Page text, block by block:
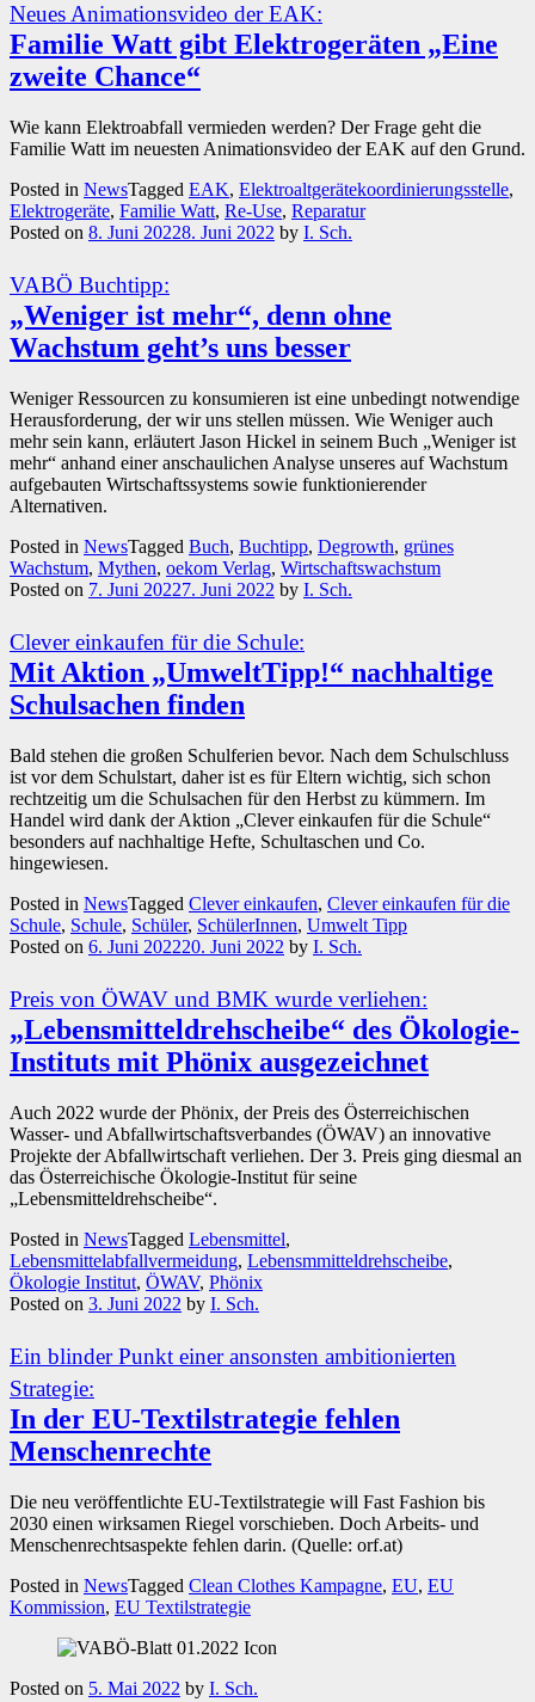
Neues Animationsvideo der EAK:
Familie Watt gibt Elektrogeräten „Eine
zweite Chance“
Wie kann Elektroabfall vermieden werden? Der Frage geht die
Familie Watt im neuesten Animationsvideo der EAK auf den Grund.
Posted in NewsTagged EAK, Elektroaltgerätekoordinierungsstelle,
Elektrogeräte, Familie Watt, Re-Use, Reparatur
Posted on 8. Juni 20228. Juni 2022 by I. Sch.
VABÖ Buchtipp:
„Weniger ist mehr“, denn ohne
Wachstum geht’s uns besser
Weniger Ressourcen zu konsumieren ist eine unbedingt notwendige
Herausforderung, der wir uns stellen müssen. Wie Weniger auch
mehr sein kann, erläutert Jason Hickel in seinem Buch „Weniger ist
mehr“ anhand einer anschaulichen Analyse unseres auf Wachstum
aufgebauten Wirtschaftssystems sowie funktionierender
Alternativen.
Posted in NewsTagged Buch, Buchtipp, Degrowth, grünes
Wachstum, Mythen, oekom Verlag, Wirtschaftswachstum
Posted on 7. Juni 20227. Juni 2022 by I. Sch.
Clever einkaufen für die Schule:
Mit Aktion „UmweltTipp!“ nachhaltige
Schulsachen finden
Bald stehen die großen Schulferien bevor. Nach dem Schulschluss
ist vor dem Schulstart, daher ist es für Eltern wichtig, sich schon
rechtzeitig um die Schulsachen für den Herbst zu kümmern. Im
Handel wird dank der Aktion „Clever einkaufen für die Schule“
besonders auf nachhaltige Hefte, Schultaschen und Co.
hingewiesen.
Posted in NewsTagged Clever einkaufen, Clever einkaufen für die
Schule, Schule, Schüler, SchülerInnen, Umwelt Tipp
Posted on 6. Juni 202220. Juni 2022 by I. Sch.
Preis von ÖWAV und BMK wurde verliehen:
„Lebensmitteldrehscheibe“ des Ökologie-
Instituts mit Phönix ausgezeichnet
Auch 2022 wurde der Phönix, der Preis des Österreichischen
Wasser- und Abfallwirtschaftsverbandes (ÖWAV) an innovative
Projekte der Abfallwirtschaft verliehen. Der 3. Preis ging diesmal an
das Österreichische Ökologie-Institut für seine
„Lebensmitteldrehscheibe“.
Posted in NewsTagged Lebensmittel,
Lebensmittelabfallvermeidung, Lebensmmitteldrehscheibe,
Ökologie Institut, ÖWAV, Phönix
Posted on 3. Juni 2022 by I. Sch.
Ein blinder Punkt einer ansonsten ambitionierten
Strategie:
In der EU-Textilstrategie fehlen
Menschenrechte
Die neu veröffentlichte EU-Textilstrategie will Fast Fashion bis
2030 einen wirksamen Riegel vorschieben. Doch Arbeits- und
Menschenrechtsaspekte fehlen darin. (Quelle: orf.at)
Posted in NewsTagged Clean Clothes Kampagne, EU, EU
Kommission, EU Textilstrategie
Posted on 5. Mai 2022 by I. Sch.